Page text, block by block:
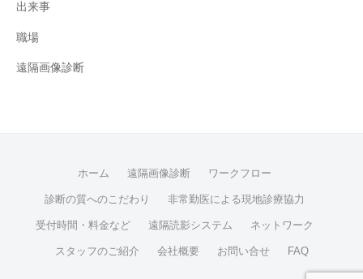
出来事
職場
遠隔画像診断
ホーム 遠隔画像診断 ワークフロー
診断の質へのこだわり 非常勤医による現地診療協力
受付時間・料金など 遠隔読影システム ネットワーク
スタッフのご紹介 会社概要 お問い合せ FAQ